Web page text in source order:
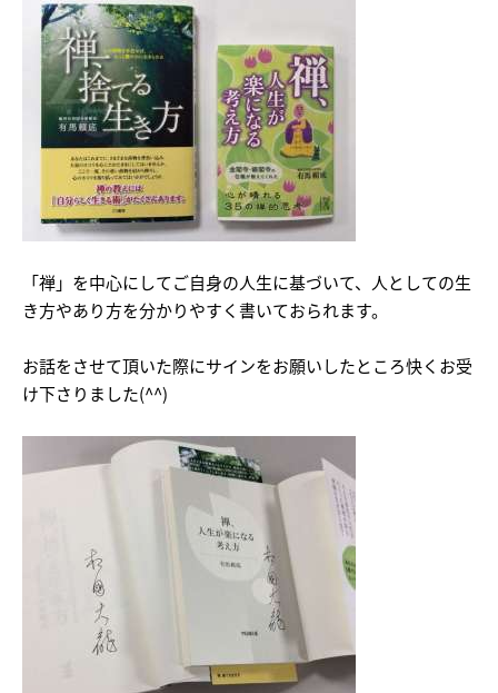
「禅」を中心にしてご自身の人生に基づいて、人としての生
き方やあり方を分かりやすく書いておられます。
お話をさせて頂いた際にサインをお願いしたところ快くお受
け下さりました(^^)